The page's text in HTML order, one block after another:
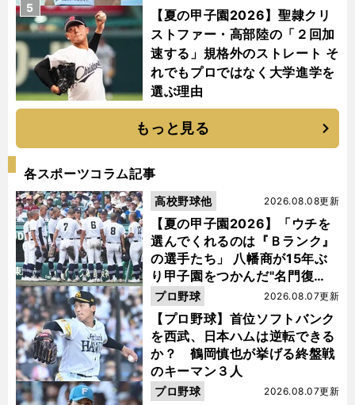
【夏の甲子園2026】聖隷クリ
ストファー・高部陸の「２回加
速する」規格外のストレート そ
れでもプロではなく大学進学を
選ぶ理由
5
もっと見る
各スポーツコラム記事
【夏の甲子園2026】「ウチを
選んでくれるのは『Ｂランク』
の選手たち」 八幡商が15年ぶ
り甲子園をつかんだ"名門復
活"の舞台裏
2026.08.08更新
高校野球他
【プロ野球】首位ソフトバンク
を西武、日本ハムは逆転できる
か？ 鶴岡慎也が挙げる終盤戦
のキーマン３人
2026.08.07更新
プロ野球
2026.08.07更新
プロ野球